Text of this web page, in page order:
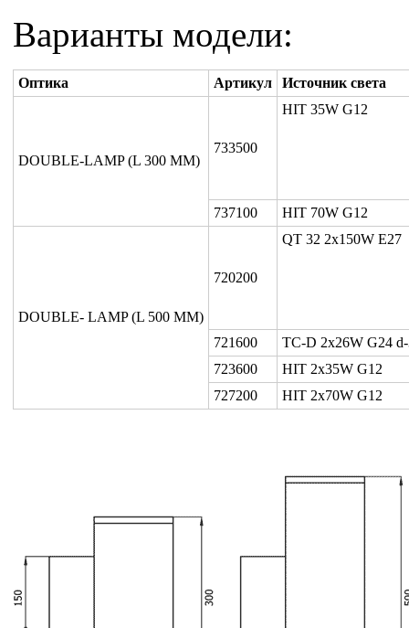
Варианты модели:
Оптика Артикул Источник света
DOUBLE-LAMP (L 300 MM)
733500
HIT 35W G12
737100 HIT 70W G12
DOUBLE- LAMP (L 500 MM)
720200
QT 32 2x150W E27
721600
TC-D 2x26W G24
723600
HIT 2x35W G12
727200
HIT 2x70W G12